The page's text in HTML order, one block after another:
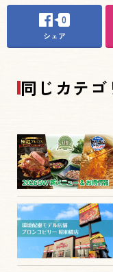
0
シェア
同じカテ